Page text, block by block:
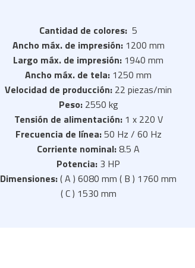
Cantidad de colores: 5
Ancho máx. de impresión: 1200 mm
Largo máx. de impresión: 1940 mm
Ancho máx. de tela: 1250 mm
Velocidad de producción: 22 piezas/min
Peso: 2550 kg
Tensión de alimentación: 1 x 220 V
Frecuencia de línea:50 Hz / 60 Hz
Corriente nominal:8.5 A
Potencia: 3 HP
Dimensiones:( A ) 6080 mm ( B ) 1760 mm
( C ) 1530 mm